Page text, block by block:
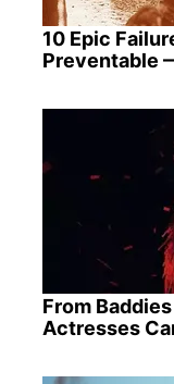
10 Epic
Preventable
From
Actresses